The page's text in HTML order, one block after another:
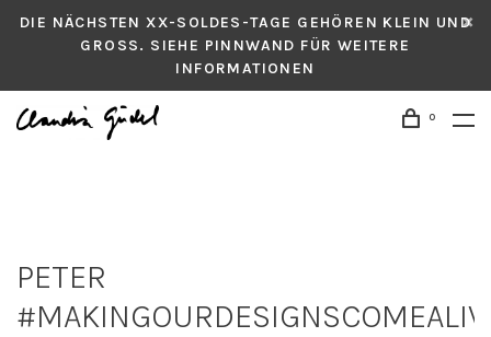
DIE NÄCHSTEN XX-SOLDES-TAGE GEHÖREN KLEIN UND
GROSS. SIEHE PINNWAND FÜR WEITERE
INFORMATIONEN
0
PETER